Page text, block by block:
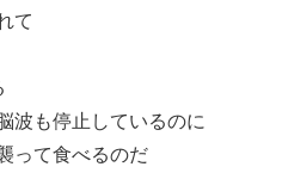
て
波も停止しているのに
って食べるのだ